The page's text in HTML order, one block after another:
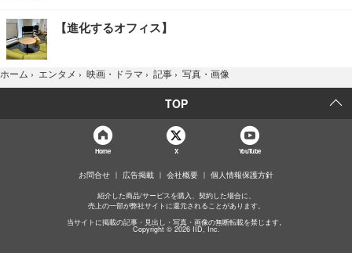
【進化するオフィス】
ホーム › エンタメ › 映画・ドラマ › 記事 › 写真・画像
TOP
Home X YouTube
お問合せ 広告掲載 会社概要 個人情報保護方針
紹介した商品/サービスを購入、契約した場合に、
売上の一部が弊社サイトに還元されることがあります。
当サイトに掲載の記事・見出し・写真・画像の無断転載を禁じます。
Copyright © 2026 IID, Inc.